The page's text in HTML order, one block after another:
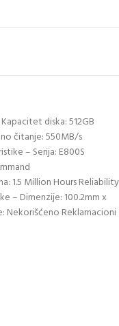
diska: 512GB
čitanje: 550MB/s
– Serija: E800S
1.5 Million Hours Reliability
– Dimenzije: 100.2mm x
Nekorišćeno Reklamacioni